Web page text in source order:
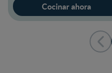
Cocinar ahora